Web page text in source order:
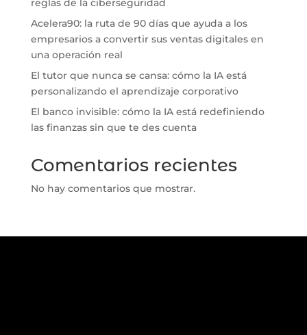
reglas de la ciberseguridad
Acelera90: la ruta de 90 días que ayuda a los
empresarios a convertir sus ventas digitales en
una operación real
El tutor que nunca se cansa: cómo la IA está
personalizando el aprendizaje corporativo
El banco invisible: cómo la IA está redefiniendo
las finanzas sin que te des cuenta
Comentarios recientes
No hay comentarios que mostrar.